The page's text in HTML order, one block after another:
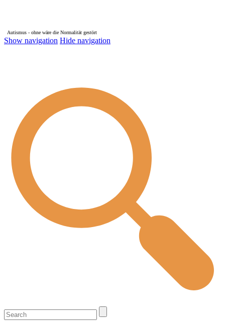
Autismus - ohne wäre die Normalität gestört
Show navigation Hide navigation